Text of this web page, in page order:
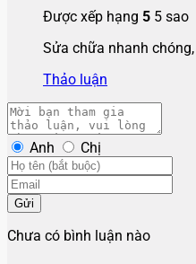
Được xếp hạng 5 5 sao
Sửa chữa nhanh
Thảo luận
Anh Chị
Gửi
Chưa có bình luận nào